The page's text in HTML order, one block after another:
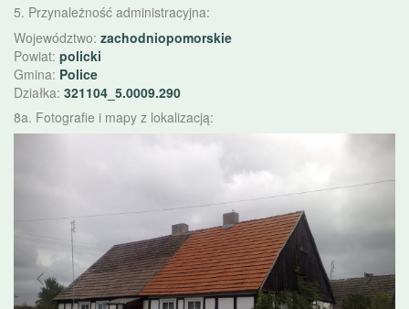
5. Przynależność administracyjna:
Województwo: zachodniopomorskie
Powiat: policki
Gmina: Police
Działka: 321104_5.0009.290
8a. Fotografie i mapy z lokalizacją: